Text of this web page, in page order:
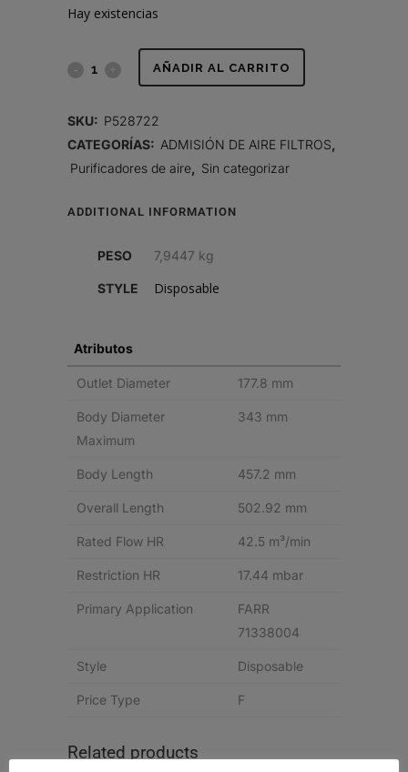
Hay existencias
FILTRO
DESECHABLE
AÑADIR AL CARRITO
SKU: P528722
CATEGORÍAS: ADMISIÓN DE AIRE FILTROS
Purificadores de aire
Sin categorizar
ADDITIONAL INFORMATION
PESO 7,9447 kg
STYLE Disposable
Atributos
Outlet Diameter 177.8 mm
Body Diameter
Maximum
343 mm
Body Length 457.2 mm
Overall Length 502.92 mm
Rated Flow HR 42.5 m³/min
Restriction HR 17.44 mbar
Primary Application
FARR
71338004
Style Disposable
Price Type F
Related products